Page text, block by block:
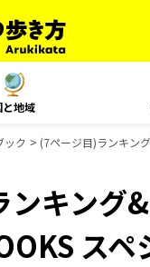
と地域
ック (7ページ目)ランキン
キング
ス